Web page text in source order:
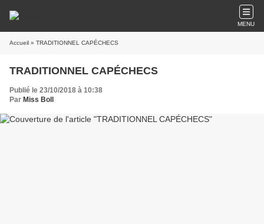
MENU
Accueil » TRADITIONNEL CAPÉCHECS
TRADITIONNEL CAPÉCHECS
Publié le 23/10/2018 à 10:38
Par Miss Boll